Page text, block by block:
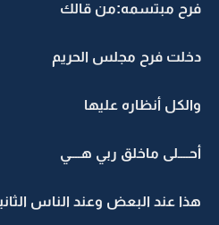
فرح مبتسمه:من قالك
دخلت فرح مجلس الحريم
والكل أنظاره عليها
أحــــلى ماخلق ربي هــــي
هذا عند البعض وعند الناس